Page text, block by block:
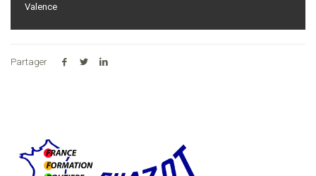
Valence
Partager